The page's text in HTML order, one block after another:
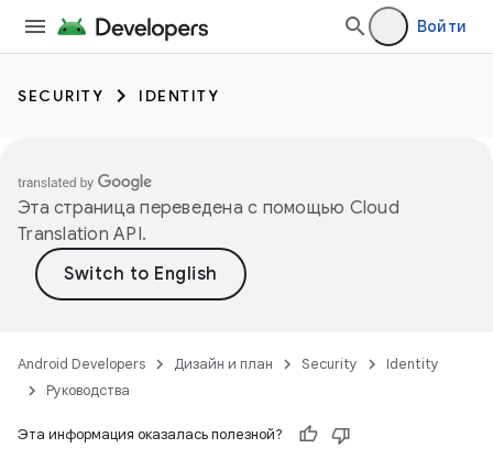
Войти
SECURITY IDENTITY
Эта страница переведена с помощью Cloud
Translation API.
Android Developers Дизайн и план Security
Identity
Руководства
Эта информация оказалась полезной?